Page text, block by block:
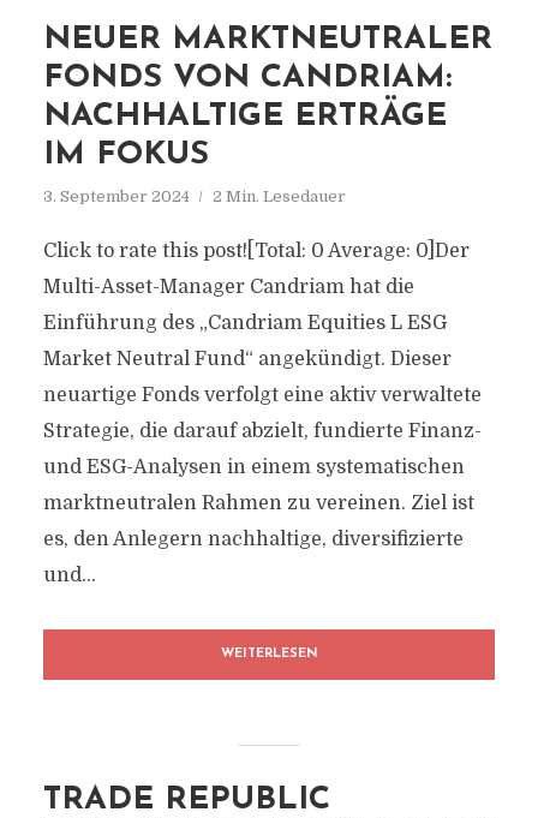
NEUER MARKTNEUTRALER
FONDS VON CANDRIAM:
NACHHALTIGE ERTRÄGE
IM FOKUS
3. September 2024 2 Min. Lesedauer
Click to rate this post![Total: 0 Average: 0]Der
Multi-Asset-Manager Candriam hat die
Einführung des „Candriam Equities L ESG
Market Neutral Fund“ angekündigt. Dieser
neuartige Fonds verfolgt eine aktiv verwaltete
Strategie, die darauf abzielt, fundierte Finanz-
und ESG-Analysen in einem systematischen
marktneutralen Rahmen zu vereinen. Ziel ist
es, den Anlegern nachhaltige, diversifizierte
und...
WEITERLESEN
TRADE REPUBLIC